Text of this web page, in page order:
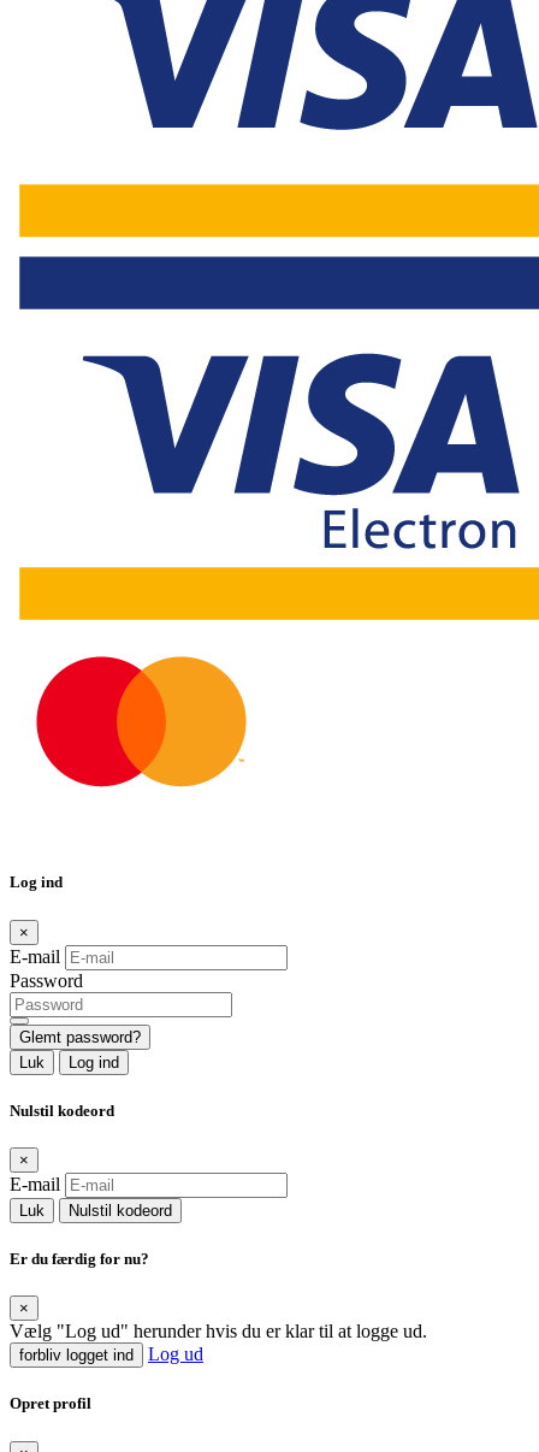
Log ind
×
E-mail
Password
Glemt password?
Luk
Log ind
Nulstil kodeord
×
E-mail
Luk Nulstil kodeord
Er du færdig for nu?
×
Vælg "Log ud" herunder hvis du er klar til at logge ud.
forbliv logget ind Log ud
Opret profil